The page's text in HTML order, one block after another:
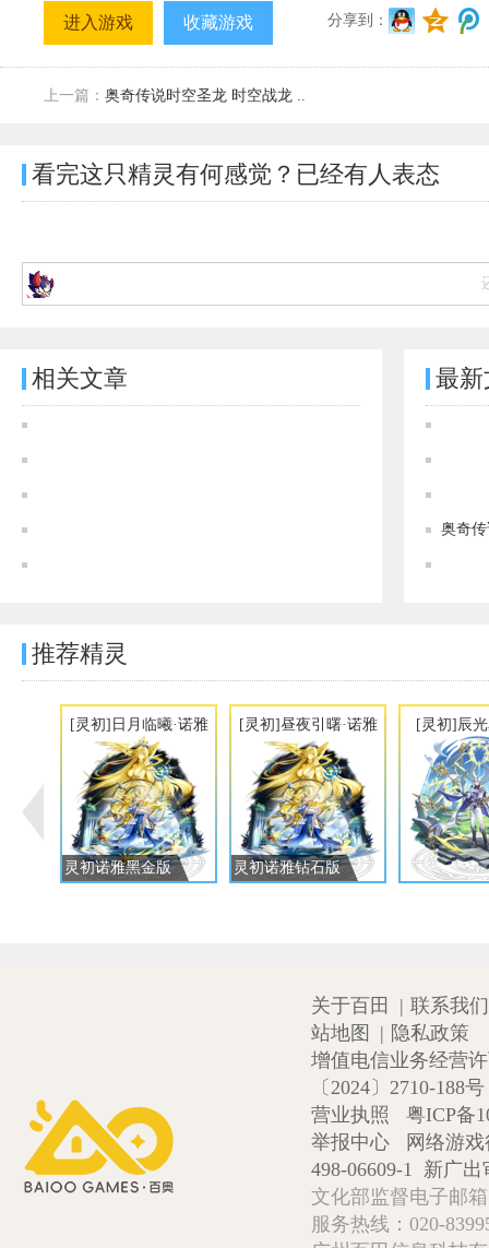
进入游戏 收藏游戏 分享到：
上一篇： 奥奇传说时空圣龙 时空战龙 ..
看完这只精灵有何感觉？已经有人表态
相关文章 最
奥奇
推荐精灵
[灵初]日月临曦·诺雅
灵初诺雅黑金版
[灵初]昼夜引曙·诺雅
灵初诺雅钻石版
[灵初]辰
关于百田 | 联系我们
站地图
| 隐私政策
增值电信业务经营
〔2024〕2710-188号
营业执照
粤ICP备
举报中心
网络游
498-06609-1 新广出
文化部监督电子邮
服务热线：020-